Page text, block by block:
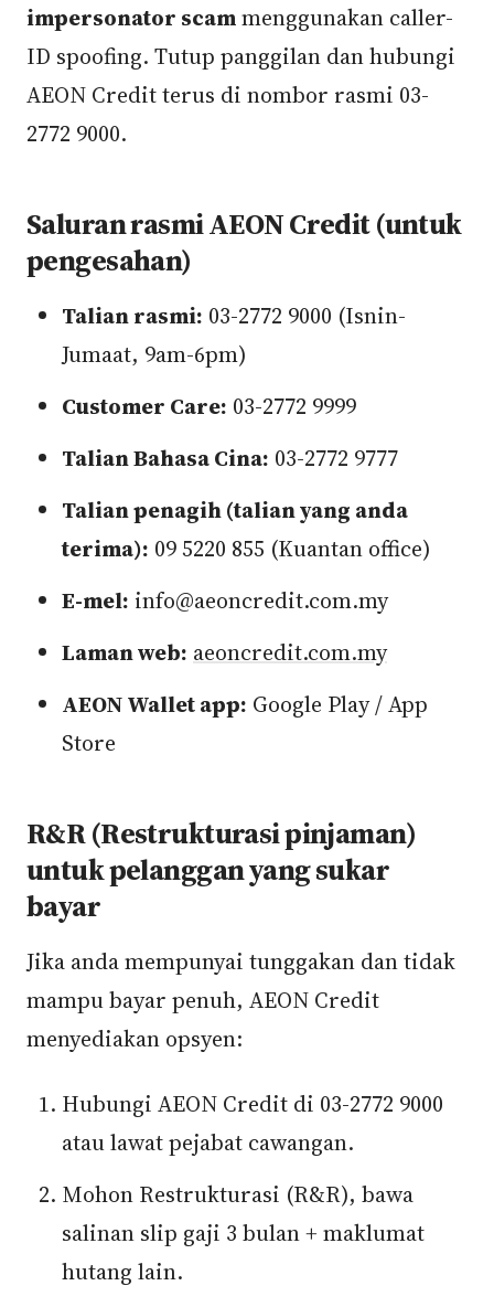
impersonator scammenggunakan caller-
ID spoofing. Tutup panggilan dan hubungi
AEON Credit terus di nombor rasmi 03-
2772 9000.
Saluran rasmi AEON Credit (untuk
pengesahan)
Talian rasmi: 03-2772 9000 (Isnin-
Jumaat, 9am-6pm)
Customer Care: 03-2772 9999
Talian Bahasa Cina: 03-2772 9777
Talian penagih (talian yang anda
terima): 09 5220 855 (Kuantan office)
E-mel: info@aeoncredit.com.my
Laman web: aeoncredit.com.my
AEON Wallet app: Google Play / App
Store
R&R (Restrukturasi pinjaman)
untuk pelanggan yang sukar
bayar
Jika anda mempunyai tunggakan dan tidak
mampu bayar penuh, AEON Credit
menyediakan opsyen:
Hubungi AEON Credit di 03-2772 9000
atau lawat pejabat cawangan.
Mohon Restrukturasi (R&R), bawa
salinan slip gaji 3 bulan + maklumat
hutang lain.